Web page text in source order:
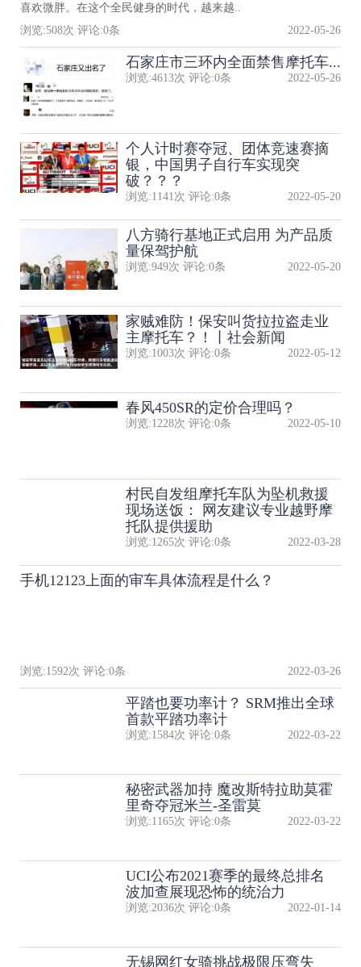
喜欢微胖。在这个全民健身的时代，越来越..
浏览:508次 评论:0条 2022-05-26
石家庄市三环内全面禁售摩托车...
浏览:4613次 评论:0条 2022-05-26
个人计时赛夺冠、团体竞速赛摘
银，中国男子自行车实现突
破？？？
浏览:1141 次 评论:0条 2022-05-20
八方骑行基地正式启用 为产品质
量保驾护航
浏览:949次 评论:0条 2022-05-20
家贼难防！保安叫货拉拉盗走业
主摩托车？！丨社会新闻
浏览:1003次 评论:0条 2022-05-12
春风450SR的定价合理吗？
浏览:1228次 评论:0条 2022-05-10
村民自发组摩托车队为坠机救援
现场送饭： 网友建议专业越野摩
托队提供援助
浏览:1265次 评论:0条 2022-03-28
手机12123上面的审车具体流程是什么？
浏览:1592次 评论:0条 2022-03-26
平踏也要功率计？ SRM推出全球
首款平踏功率计
浏览:1584次 评论:0条 2022-03-22
秘密武器加持 魔改斯特拉助莫霍
里奇夺冠米兰-圣雷莫
浏览:1165次 评论:0条 2022-03-22
UCI公布2021赛季的最终总排名
波加查展现恐怖的统治力
浏览:2036次 评论:0条 2022-01-14
无锡网红女骑挑战极限压弯失